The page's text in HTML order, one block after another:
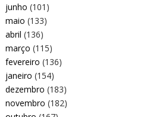
junho (101)
maio (133)
abril (136)
março (115)
fevereiro (136)
janeiro (154)
dezembro (183)
novembro (182)